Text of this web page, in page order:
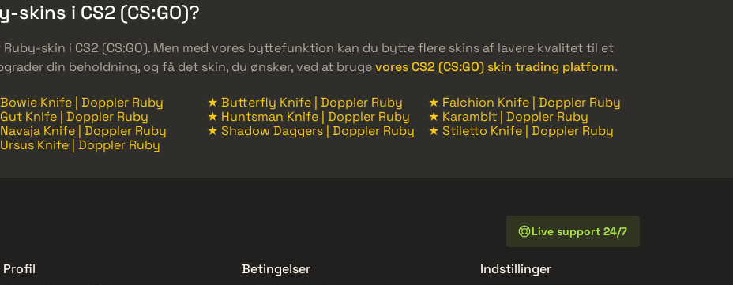
i CS2 (CS:GO)?
skin i CS2 (CS:GO). Men med vores byttefunktion kan du bytte flere skins af lavere kvalitet til et
din beholdning, og få det skin, du ønsker, ved at brugevores CS2 (CS:GO) skin trading platform.
Knife | Doppler Ruby ★ Butterfly Knife | Doppler Ruby
★ Falchion Knife | Doppler Ruby
Knife | Doppler Ruby ★ Huntsman Knife | Doppler Ruby
★ Karambit | Doppler Ruby
Knife | Doppler Ruby ★ Shadow Daggers | Doppler Ruby
★ Stiletto Knife | Doppler Ruby
Knife | Doppler Ruby
Live support 24/7
Profil
Betingelser
Indstillinger